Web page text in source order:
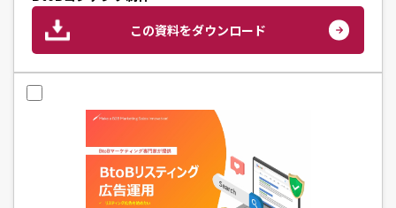
この資料をダウンロード